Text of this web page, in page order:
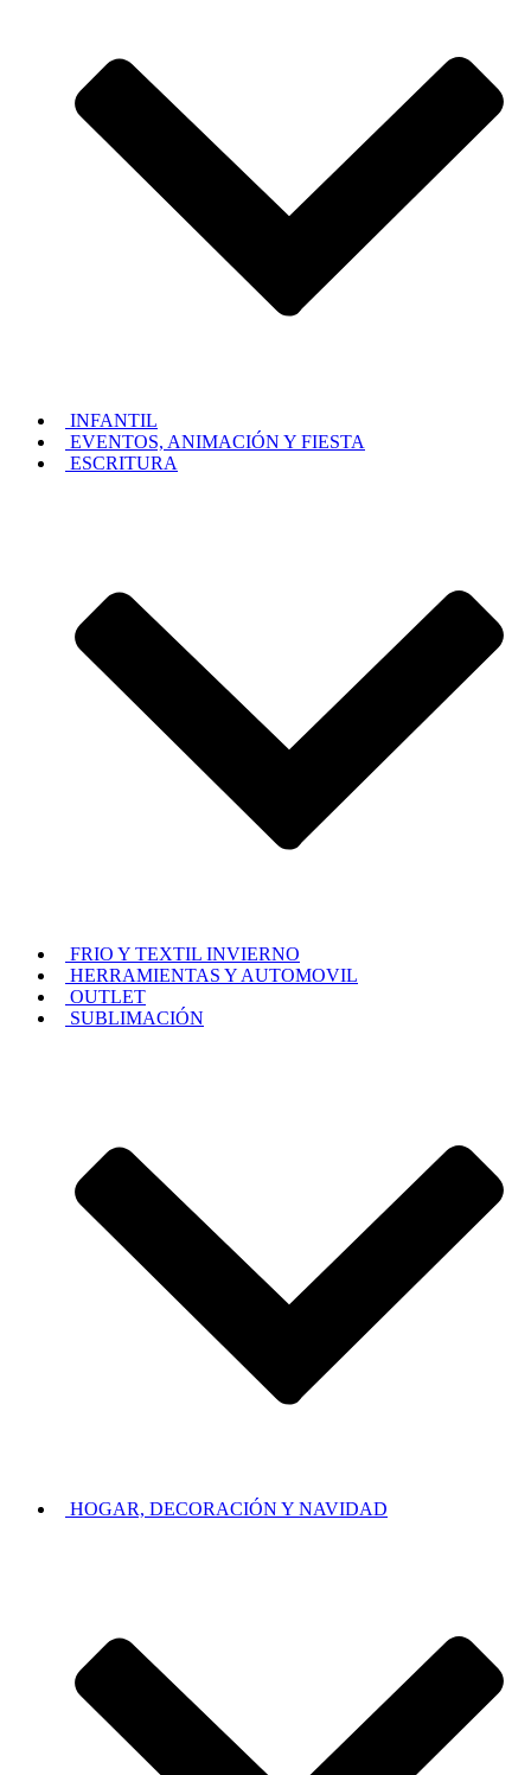
INFANTIL
EVENTOS, ANIMACIÓN Y FIESTA
ESCRITURA
FRIO Y TEXTIL INVIERNO
HERRAMIENTAS Y AUTOMOVIL
OUTLET
SUBLIMACIÓN
HOGAR, DECORACIÓN Y NAVIDAD